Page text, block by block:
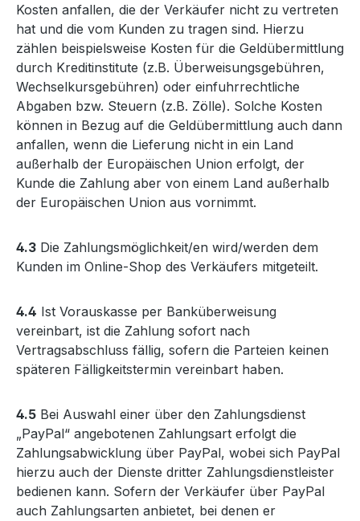
Kosten anfallen, die der Verkäufer nicht zu vertreten
hat und die vom Kunden zu tragen sind. Hierzu
zählen beispielsweise Kosten für die Geldübermittlung
durch Kreditinstitute (z.B. Überweisungsgebühren,
Wechselkursgebühren) oder einfuhrrechtliche
Abgaben bzw. Steuern (z.B. Zölle). Solche Kosten
können in Bezug auf die Geldübermittlung auch dann
anfallen, wenn die Lieferung nicht in ein Land
außerhalb der Europäischen Union erfolgt, der
Kunde die Zahlung aber von einem Land außerhalb
der Europäischen Union aus vornimmt.
4.3 Die Zahlungsmöglichkeit/en wird/werden dem
Kunden im Online-Shop des Verkäufers mitgeteilt.
4.4 Ist Vorauskasse per Banküberweisung
vereinbart, ist die Zahlung sofort nach
Vertragsabschluss fällig, sofern die Parteien keinen
späteren Fälligkeitstermin vereinbart haben.
4.5 Bei Auswahl einer über den Zahlungsdienst
„PayPal“ angebotenen Zahlungsart erfolgt die
Zahlungsabwicklung über PayPal, wobei sich PayPal
hierzu auch der Dienste dritter Zahlungsdienstleister
bedienen kann. Sofern der Verkäufer über PayPal
auch Zahlungsarten anbietet, bei denen er